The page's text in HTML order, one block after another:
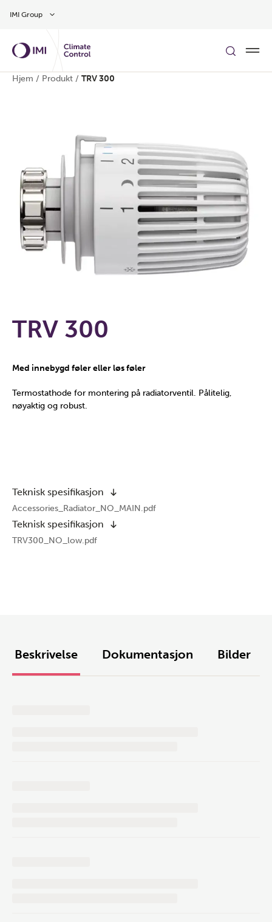
IMI Group
Hjem / Produkt / TRV 300
TRV 300
Med innebygd føler eller løs føler
Termostathode for montering på radiatorventil. Pålitelig,
nøyaktig og robust.
Teknisk spesifikasjon
Accessories_Radiator_NO_MAIN.pdf
Teknisk spesifikasjon
TRV300_NO_low.pdf
Beskrivelse Dokumentasjon Bilder